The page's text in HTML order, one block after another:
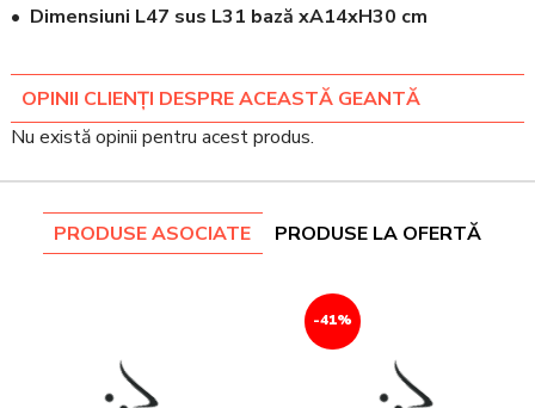
• Dimensiuni L47 sus L31 bază xA14xH30 cm
OPINII CLIENȚI DESPRE ACEASTĂ GEANTĂ
Nu există opinii pentru acest produs.
PRODUSE ASOCIATE PRODUSE LA OFERTĂ
-41%